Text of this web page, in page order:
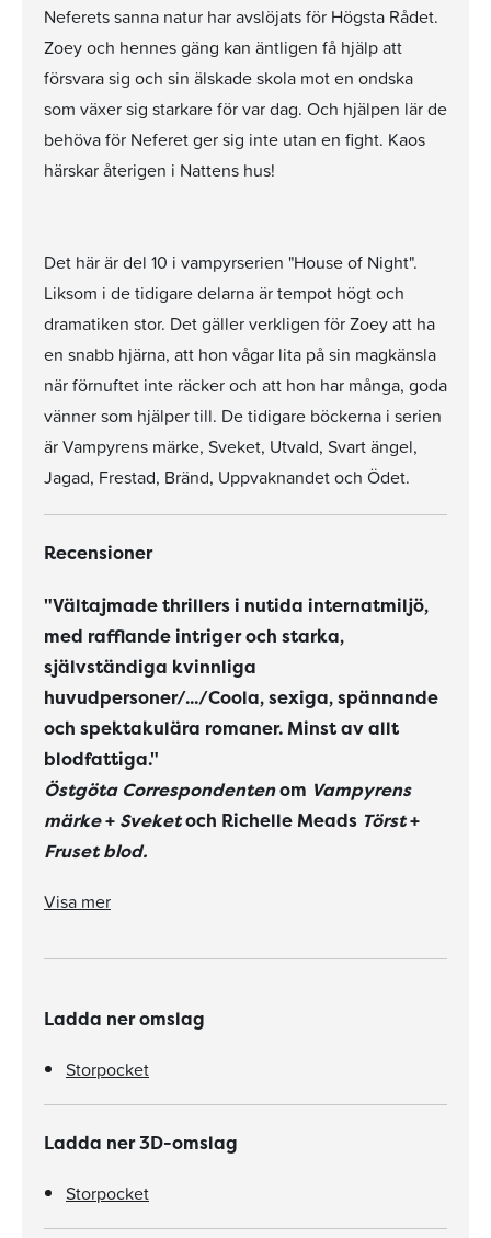
​​​​​​​Neferets sanna natur har avslöjats för Högsta Rådet.
Zoey och hennes gäng kan äntligen få hjälp att
försvara sig och sin älskade skola mot en ondska
som växer sig starkare för var dag. Och hjälpen lär de
behöva för Neferet ger sig inte utan en fight. Kaos
härskar återigen i Nattens hus!
Det här är del 10 i vampyrserien "House of Night".
Liksom i de tidigare delarna är tempot högt och
dramatiken stor. Det gäller verkligen för Zoey att ha
en snabb hjärna, att hon vågar lita på sin magkänsla
när förnuftet inte räcker och att hon har många, goda
vänner som hjälper till. De tidigare böckerna i serien
är Vampyrens märke, Sveket, Utvald, Svart ängel,
Jagad, Frestad, Bränd, Uppvaknandet och Ödet.
Recensioner
"Vältajmade thrillers i nutida internatmiljö,
med rafflande intriger och starka,
självständiga kvinnliga
huvudpersoner/.../Coola, sexiga, spännande
och spektakulära romaner. Minst av allt
blodfattiga."
Östgöta Correspondentenom Vampyrens
märke+ Sveketoch Richelle Meads Törst+
Fruset blod.
Visa mer
Ladda ner omslag
Storpocket
Ladda ner 3D-omslag
Storpocket